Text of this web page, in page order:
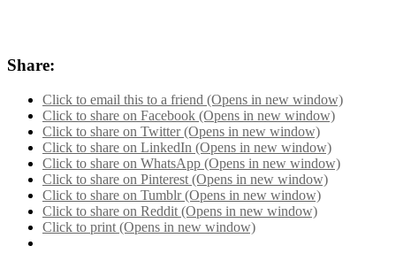
Share:
Click to email this to a friend (Opens in new window)
Click to share on Facebook (Opens in new window)
Click to share on Twitter (Opens in new window)
Click to share on LinkedIn (Opens in new window)
Click to share on WhatsApp (Opens in new window)
Click to share on Pinterest (Opens in new window)
Click to share on Tumblr (Opens in new window)
Click to share on Reddit (Opens in new window)
Click to print (Opens in new window)